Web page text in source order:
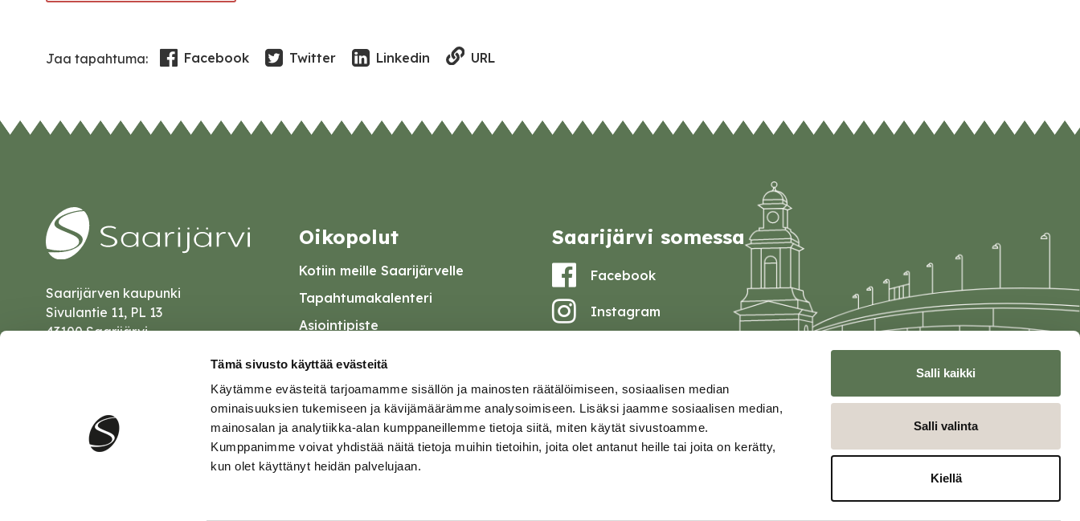
Tämä sivusto käyttää evästeitä
Käytämme evästeitä tarjoamamme sisällön ja mainosten räätälöimiseen, sosiaalisen median
ominaisuuksien tukemiseen ja kävijämäärämme analysoimiseen. Lisäksi jaamme sosiaalisen median,
mainosalan ja analytiikka-alan kumppaneillemme tietoja siitä, miten käytät sivustoamme.
Kumppanimme voivat yhdistää näitä tietoja muihin tietoihin, joita olet antanut heille tai joita on kerätty,
kun olet käyttänyt heidän palvelujaan.
Salli kaikki
Salli valinta
Kiellä
Jaa tapahtuma: Facebook Twitter Linkedin URL
Saarijärven kaupunki
Sivulantie 11, PL 13
43100 Saarijärvi
Oikopolut
Kotiin meille Saarijärvelle
Tapahtumakalenteri
Asiointipiste
Palautelomake
Saavutettavuusseloste
Tietosuoja
Saarijärvi somessa
Facebook
Instagram